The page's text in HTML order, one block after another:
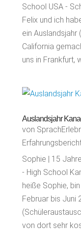
School USA -
Felix und ich
ein Auslandsjahr
California
uns in Frankfurt,
Auslandsjahr
von
Sophie | 15
- High School
heiße Sophie,
Februar bis Juni
von dort sehr